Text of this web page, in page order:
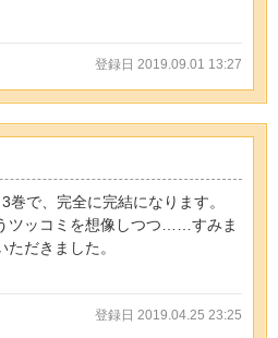
登録日 2019.09.01 13:27
で、完全に完結になります。
ツッコミを想像しつつ……すみま
だきました。
登録日 2019.04.25 23:25